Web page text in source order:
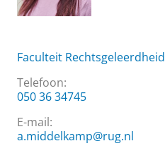
Faculteit Rechtsgeleerdheid
Telefoon:
050 36 34745
E-mail:
a.middelkamp@rug.nl